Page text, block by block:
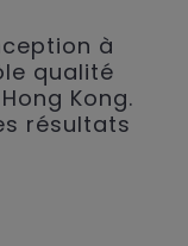
à
qualité
Kong.
résultats